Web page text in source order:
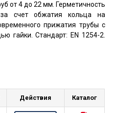
от 4 до 22 мм. Герметичность
за счет обжатия кольца на
прижатия трубы с
гайки. Стандарт: EN 1254-2.
Действия Каталог